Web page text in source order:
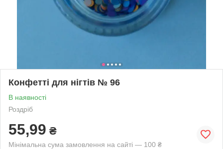
Конфетті для нігтів № 96
В наявності
Роздріб
55,99 ₴
Мінімальна сума замовлення на сайті — 100 ₴